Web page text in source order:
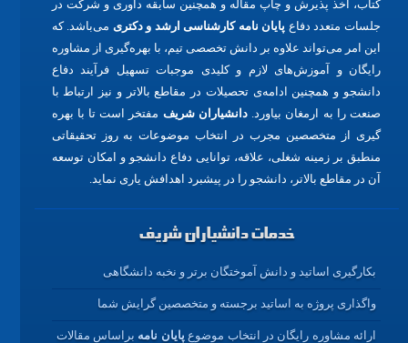
کتاب، اخذ پذیرش و چاپ مقاله و همچنین سابقه داوری و شرکت در
جلسات متعدد دفاع پایان نامه کارشناسی ارشد و دکتری می‌باشد. که
این امر می‌تواند علاوه بر دانش تخصصی تیم، با بهره‌گیری از مشاوره
رایگان و آموزش‌های لازم و کلیدی موجبات تسهیل فرآیند دفاع
دانشجو و همچنین ادامه‌ی تحصیلات در مقاطع بالاتر و نیز ارتباط با
صنعت را به ارمغان بیاورد.دانشیاران شریف مفتخر است تا با بهره
گیری از متخصصین مجرب در انتخاب موضوعات به روز تحقیقاتی
منطبق بر زمینه شغلی، علاقه، توانایی دفاع دانشجو و امکان توسعه
آن در مقاطع بالاتر، دانشجو را در پیشبرد اهدافش یاری نماید.
خدمات دانشیاران شریف
بکارگیری اساتید و دانش آموختگان برتر و نخبه دانشگاهی
واگذاری پروژه به اساتید برجسته و متخصصین گرایش شما
ارائه مشاوره رایگان در انتخاب موضوع پایان نامه براساس مقالات